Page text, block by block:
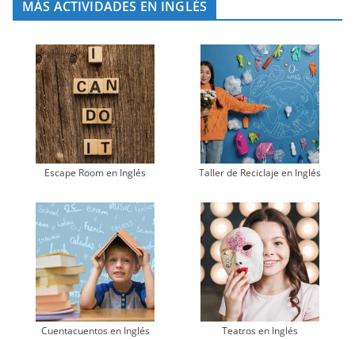
MÁS ACTIVIDADES EN INGLÉS
Escape Room en Inglés Taller de Reciclaje en Inglés
Cuentacuentos en Inglés Teatros en Inglés